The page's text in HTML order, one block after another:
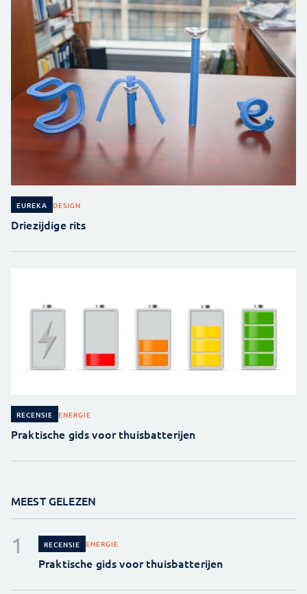
EUREKA DESIGN
Driezijdige rits
RECENSIE ENERGIE
Praktische gids voor thuisbatterijen
MEEST GELEZEN
RECENSIE ENERGIE
Praktische gids voor thuisbatterijen